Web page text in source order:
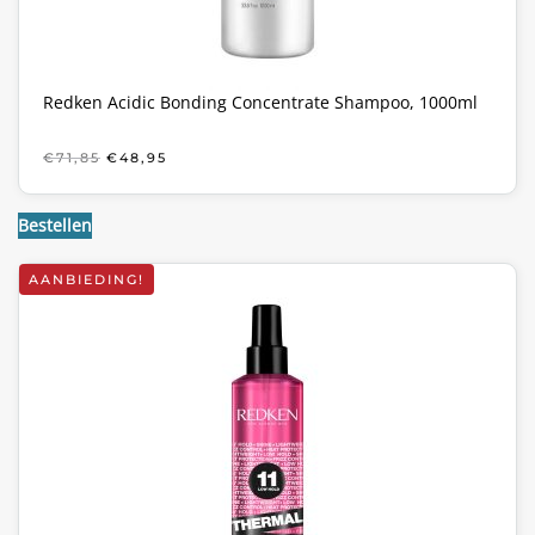
Redken Acidic Bonding Concentrate Shampoo, 1000ml
€71,85 OORSPRONKELIJKE
WAS:
€48,95
IS:
Bestellen
AANBIEDING!